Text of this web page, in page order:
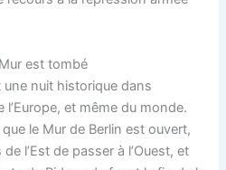
est tombé
nuit historique dans
l’Europe, et même du monde.
le Mur de Berlin est ouvert,
l’Est de passer à l’Ouest, et